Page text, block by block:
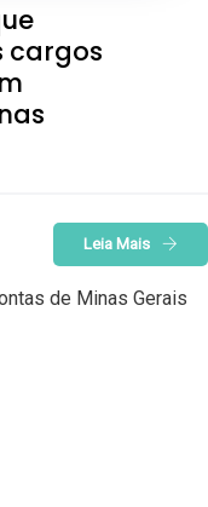
cargos
Leia Mais
de Minas Gerais